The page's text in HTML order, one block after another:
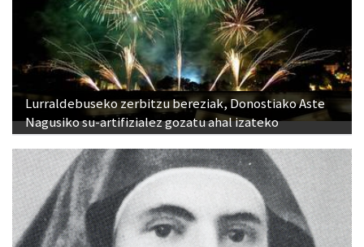
Lurraldebuseko zerbitzu bereziak, Donostiako Aste
Nagusiko su-artifizialez gozatu ahal izateko